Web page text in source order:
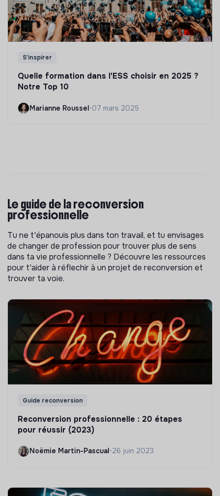
S'inspirer
Quelle formation dans l'ESS choisir en 2025 ?
Notre Top 10
Marianne Roussel•07 mars 2025
Le guide de la reconversion
professionnelle
Tu ne t'épanouis plus dans ton travail, et tu envisages
de changer de profession pour trouver plus de sens
dans ta vie professionnelle ? Découvre les ressources
pour t'aider à réflechir à un projet de reconversion et
trouver ta voie.
Guide reconversion
Reconversion professionnelle : 20 étapes
pour réussir (2023)
Noëmie Martin-Pascual •26 juin 2023